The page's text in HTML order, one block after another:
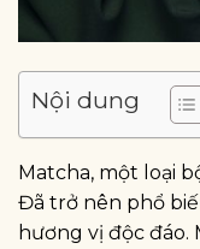
Nội dung
Matcha, một loại
Đã trở nên phổ
hương vị độc đáo.